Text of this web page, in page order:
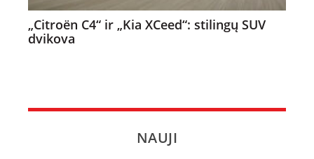
„Citroën C4“ ir „Kia XCeed“: stilingų SUV
dvikova
NAUJI